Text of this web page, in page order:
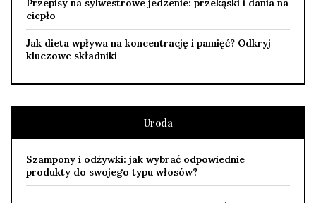
ciepło
Jak dieta wpływa na koncentrację i pamięć? Odkryj
kluczowe składniki
Uroda
Szampony i odżywki: jak wybrać odpowiednie
produkty do swojego typu włosów?